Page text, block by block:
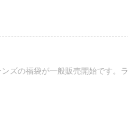
ズの福袋が一般販売開始です。ラ